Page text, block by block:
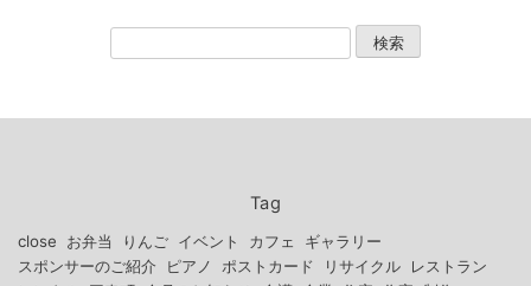
Tag
close お弁当 りんご イベント カフェ
ギャラリー
スポンサーのご紹介
ピアノ ポストカード リサイクル
レストラン